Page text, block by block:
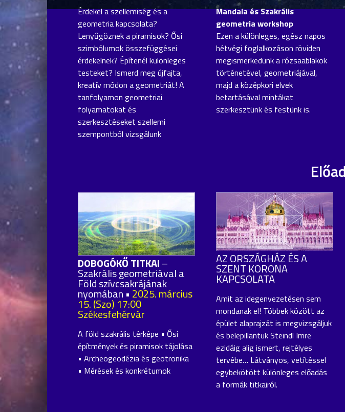
Érdekel a szellemiség és a
geometria kapcsolata?
Lenyűgöznek a piramisok? Ősi
szimbólumok összefüggései
érdekelnek? Építenél különleges
testeket? Ismerd meg újfajta,
kreatív módon a geometriát! A
tanfolyamon geometriai
folyamatokat és
szerkesztéseket szellemi
szempontból vizsgálunk
Mandala és Szakrális
geometria workshop
Ezen a különleges, egész napos
hétvégi foglalkozáson röviden
megismerkedünk a rózsaablakok
történetével, geometriájával,
majd a középkori elvek
betartásával mintákat
szerkesztünk és festünk is.
DOBOGÓKŐ TITKAI–
Szakrális geometriával a
Föld szívcsakrájának
nyomában • 2025. március
15. (Szo) 17:00
Székesfehérvár
A föld szakrális térképe • Ősi
építmények és piramisok tájolása
• Archeogeodézia és geotronika
• Mérések és konkrétumok
AZ ORSZÁGHÁZ ÉS A
SZENT KORONA
KAPCSOLATA
Amit az idegenvezetésen sem
mondanak el! Többek között az
épület alaprajzát is megvizsgáljuk
és belepillantuk Steindl Imre
ezidáig alig ismert, rejtélyes
tervébe… Látványos, vetítéssel
egybekötött különleges előadás
a formák titkairól.